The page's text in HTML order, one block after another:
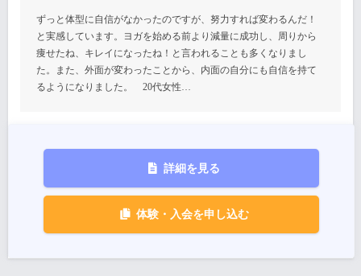
ずっと体型に自信がなかったのですが、努力すれば変わるんだ！
と実感しています。ヨガを始める前より減量に成功し、周りから
痩せたね、キレイになったね！と言われることも多くなりまし
た。また、外面が変わったことから、内面の自分にも自信を持て
るようになりました。 20代女性…
詳細を見る
体験・入会を申し込む